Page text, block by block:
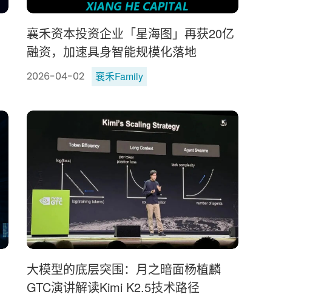
襄禾资本投资企业「星海图」再获20亿
融资，加速具身智能规模化落地
2026-04-02 襄禾Family
大模型的底层突围：月之暗面杨植麟
GTC演讲解读Kimi K2.5技术路径